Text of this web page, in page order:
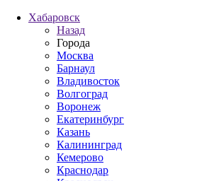
Хабаровск
Назад
Города
Москва
Барнаул
Владивосток
Волгоград
Воронеж
Екатеринбург
Казань
Калининград
Кемерово
Краснодар